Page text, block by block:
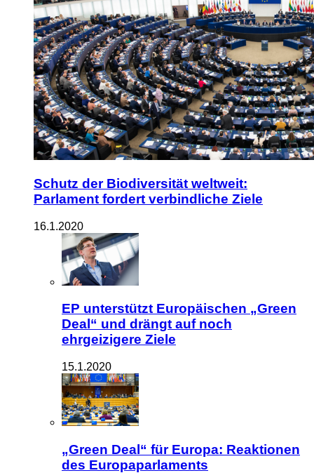
Schutz der Biodiversität weltweit:
Parlament fordert verbindliche Ziele
16.1.2020
EP unterstützt Europäischen „Green
Deal“ und drängt auf noch
ehrgeizigere Ziele
15.1.2020
„Green Deal“ für Europa: Reaktionen
des Europaparlaments